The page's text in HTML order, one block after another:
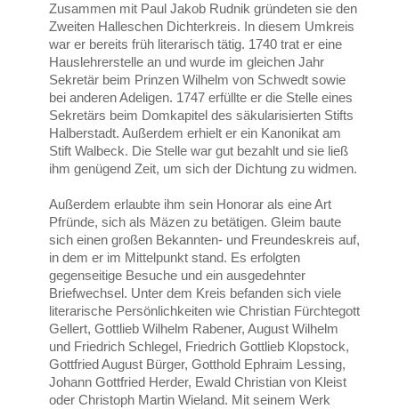
Zusammen mit Paul Jakob Rudnik gründeten sie den
Zweiten Halleschen Dichterkreis. In diesem Umkreis
war er bereits früh literarisch tätig. 1740 trat er eine
Hauslehrerstelle an und wurde im gleichen Jahr
Sekretär beim Prinzen Wilhelm von Schwedt sowie
bei anderen Adeligen. 1747 erfüllte er die Stelle eines
Sekretärs beim Domkapitel des säkularisierten Stifts
Halberstadt. Außerdem erhielt er ein Kanonikat am
Stift Walbeck. Die Stelle war gut bezahlt und sie ließ
ihm genügend Zeit, um sich der Dichtung zu widmen.
Außerdem erlaubte ihm sein Honorar als eine Art
Pfründe, sich als Mäzen zu betätigen. Gleim baute
sich einen großen Bekannten- und Freundeskreis auf,
in dem er im Mittelpunkt stand. Es erfolgten
gegenseitige Besuche und ein ausgedehnter
Briefwechsel. Unter dem Kreis befanden sich viele
literarische Persönlichkeiten wie Christian Fürchtegott
Gellert, Gottlieb Wilhelm Rabener, August Wilhelm
und Friedrich Schlegel, Friedrich Gottlieb Klopstock,
Gottfried August Bürger, Gotthold Ephraim Lessing,
Johann Gottfried Herder, Ewald Christian von Kleist
oder Christoph Martin Wieland. Mit seinem Werk